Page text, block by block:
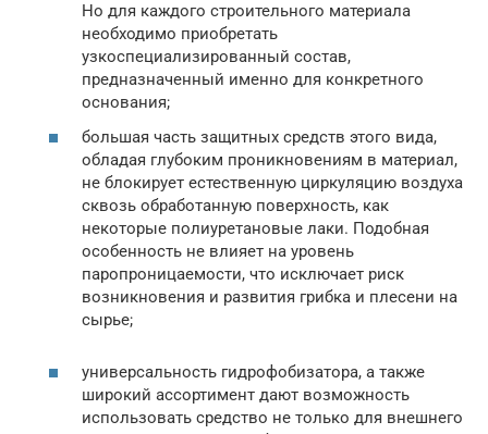
Но для каждого строительного материала
необходимо приобретать
узкоспециализированный состав,
предназначенный именно для конкретного
основания;
большая часть защитных средств этого вида,
обладая глубоким проникновениям в материал,
не блокирует естественную циркуляцию воздуха
сквозь обработанную поверхность, как
некоторые полиуретановые лаки. Подобная
особенность не влияет на уровень
паропроницаемости, что исключает риск
возникновения и развития грибка и плесени на
сырье;
универсальность гидрофобизатора, а также
широкий ассортимент дают возможность
использовать средство не только для внешнего